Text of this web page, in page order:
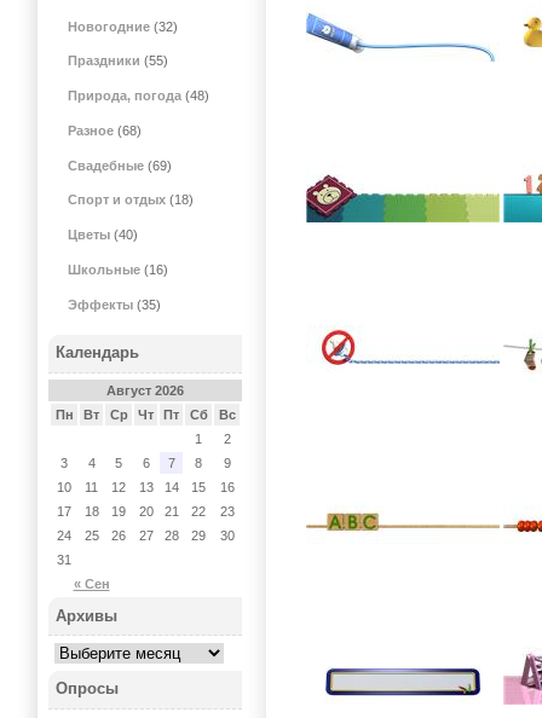
Новогодние (32)
Праздники (55)
Природа, погода (48)
Разное (68)
Свадебные (69)
Спорт и отдых (18)
Цветы (40)
Школьные (16)
Эффекты (35)
Календарь
Август 2026
Пн
Вт Ср Чт Пт Сб Вс
« Сен
1
2
3
4 5 6 7 8
9
10
11 12 13 14 15
16
17
18 19 20 21 22
23
24
25 26 27 28 29
30
31
Архивы
Опросы